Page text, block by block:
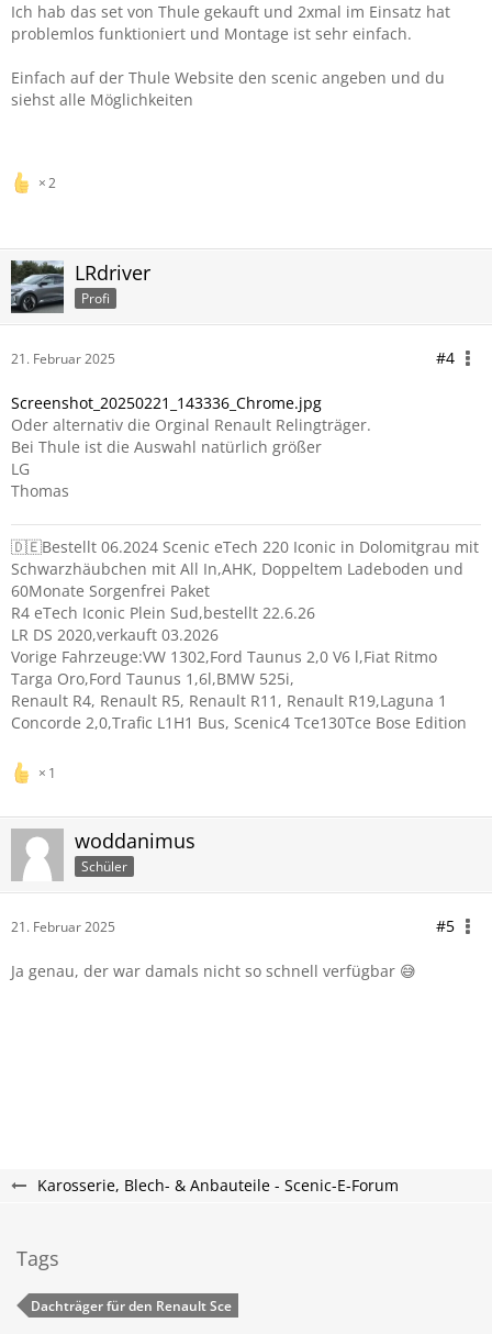
Ich hab das set von Thule gekauft und 2xmal im Einsatz hat
problemlos funktioniert und Montage ist sehr einfach.
Einfach auf der Thule Website den scenic angeben und du
siehst alle Möglichkeiten
2
LRdriver
Profi
21. Februar 2025 #4
Screenshot_20250221_143336_Chrome.jpg
Oder alternativ die Orginal Renault Relingträger.
Bei Thule ist die Auswahl natürlich größer
LG
Thomas
🇩🇪Bestellt 06.2024 Scenic eTech 220 Iconic in Dolomitgrau mit
Schwarzhäubchen mit All In,AHK, Doppeltem Ladeboden und
60Monate Sorgenfrei Paket
R4 eTech Iconic Plein Sud,bestellt 22.6.26
LR DS 2020,verkauft 03.2026
Vorige Fahrzeuge:VW 1302,Ford Taunus 2,0 V6 l,Fiat Ritmo
Targa Oro,Ford Taunus 1,6l,BMW 525i,
Renault R4, Renault R5, Renault R11, Renault R19,Laguna 1
Concorde 2,0,Trafic L1H1 Bus, Scenic4 Tce130Tce Bose Edition
1
woddanimus
Schüler
21. Februar 2025 #5
Ja genau, der war damals nicht so schnell verfügbar 😅
Karosserie, Blech- & Anbauteile - Scenic-E-Forum
Tags
Dachträger für den Renault Sce